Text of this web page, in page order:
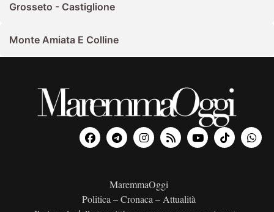
Grosseto - Castiglione
Monte Amiata E Colline
MaremmaOggi
Politica – Cronaca – Attualità